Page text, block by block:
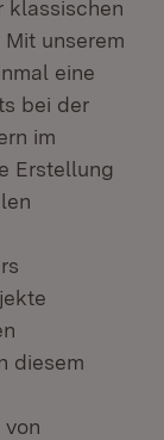
klassischen
Fenster)
unserem
eine
bei der
im
Erstellung
diesem